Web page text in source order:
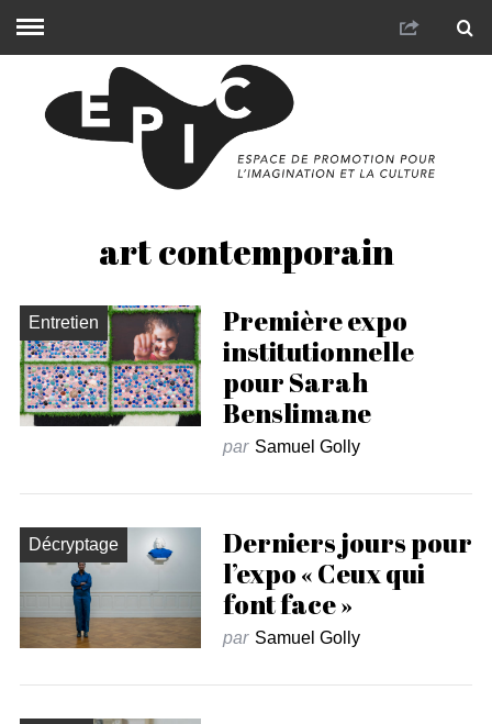
art contemporain
Entretien
Première expo
institutionnelle
pour Sarah
Benslimane
par Samuel Golly
Décryptage
Derniers jours pour
l’expo « Ceux qui
font face »
par Samuel Golly